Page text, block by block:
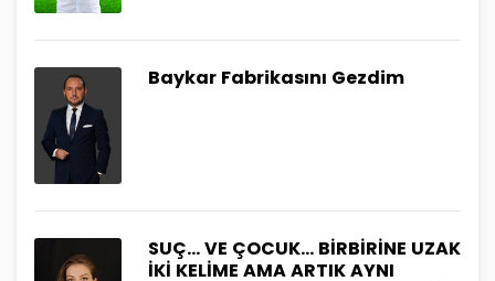
Baykar Fabrikasını Gezdim
SUÇ… VE ÇOCUK… BİRBİRİNE UZAK
İKİ KELİME AMA ARTIK AYNI